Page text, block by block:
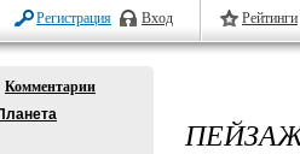
Регистрация Вход Рейтинги
Комментарии